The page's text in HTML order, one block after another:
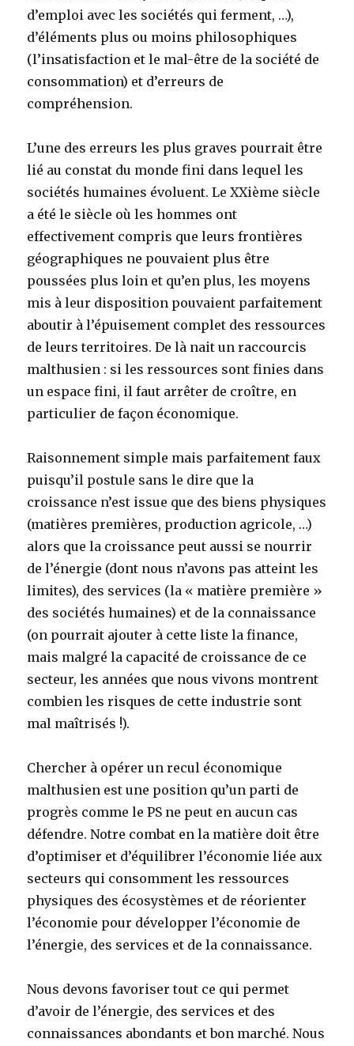
d’emploi avec les sociétés qui ferment, …),
d’éléments plus ou moins philosophiques
(l’insatisfaction et le mal-être de la société de
consommation) et d’erreurs de
compréhension.
L’une des erreurs les plus graves pourrait être
lié au constat du monde fini dans lequel les
sociétés humaines évoluent. Le XXième siècle
a été le siècle où les hommes ont
effectivement compris que leurs frontières
géographiques ne pouvaient plus être
poussées plus loin et qu’en plus, les moyens
mis à leur disposition pouvaient parfaitement
aboutir à l’épuisement complet des ressources
de leurs territoires. De là nait un raccourcis
malthusien : si les ressources sont finies dans
un espace fini, il faut arrêter de croître, en
particulier de façon économique.
Raisonnement simple mais parfaitement faux
puisqu’il postule sans le dire que la
croissance n’est issue que des biens physiques
(matières premières, production agricole, …)
alors que la croissance peut aussi se nourrir
de l’énergie (dont nous n’avons pas atteint les
limites), des services (la « matière première »
des sociétés humaines) et de la connaissance
(on pourrait ajouter à cette liste la finance,
mais malgré la capacité de croissance de ce
secteur, les années que nous vivons montrent
combien les risques de cette industrie sont
mal maîtrisés !).
Chercher à opérer un recul économique
malthusien est une position qu’un parti de
progrès comme le PS ne peut en aucun cas
défendre. Notre combat en la matière doit être
d’optimiser et d’équilibrer l’économie liée aux
secteurs qui consomment les ressources
physiques des écosystèmes et de réorienter
l’économie pour développer l’économie de
l’énergie, des services et de la connaissance.
Nous devons favoriser tout ce qui permet
d’avoir de l’énergie, des services et des
connaissances abondants et bon marché. Nous